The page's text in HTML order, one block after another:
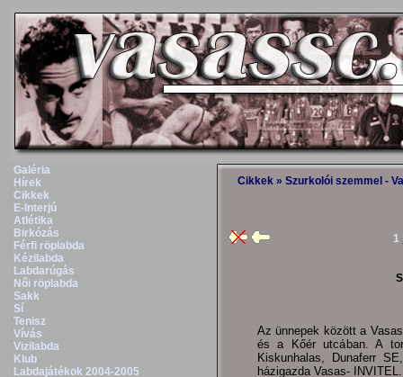
Galéria
Hírek
Cikkek
E-Interjú
Atlétika
Birkózás
Férfi röplabda
Kézilabda
Labdarúgás
Női röplabda
Sakk
Sí
Tenisz
Vívás
Vizilabda
Klub
Labdajátékok 2004-2005
Cikkek » Szurkolói szemmel -
1
Az ünnepek között a
és a Kőér utcában. A
Kiskunhalas, Dunaferr
házigazda Vasas-